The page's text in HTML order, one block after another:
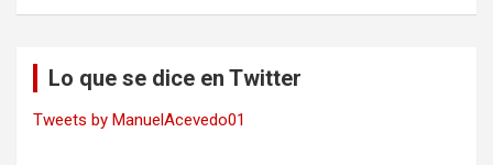
Lo que se dice en Twitter
Tweets by ManuelAcevedo01